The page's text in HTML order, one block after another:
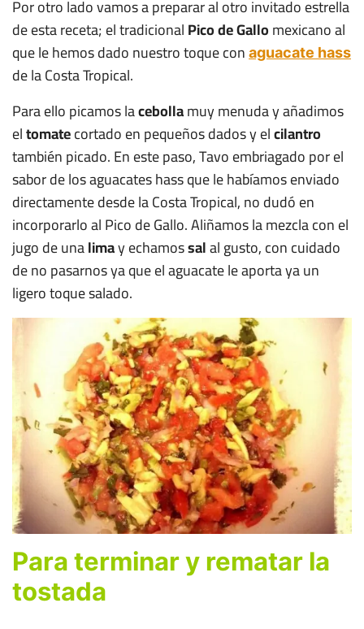
Por otro lado vamos a preparar al otro invitado estrella
de esta receta; el tradicionalPico de Gallomexicano al
que le hemos dado nuestro toque con aguacate hass
de la Costa Tropical.
Para ello picamos lacebollamuy menuda y añadimos
eltomatecortado en pequeños dados y elcilantro
también picado. En este paso, Tavo embriagado por el
sabor de los aguacates hass que le habíamos enviado
directamente desde la Costa Tropical, no dudó en
incorporarlo al Pico de Gallo. Aliñamos la mezcla con el
jugo de unalimay echamossalal gusto, con cuidado
de no pasarnos ya que el aguacate le aporta ya un
ligero toque salado.
Para terminar y rematar la
tostada